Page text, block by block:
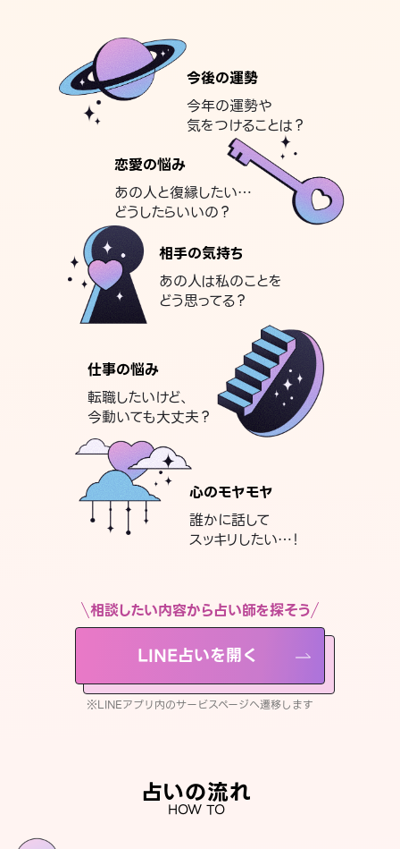
今後の運勢
今年の運勢や
気をつけることは？
恋愛の悩み
あの人と復縁したい…
どうしたらいいの？
相手の気持ち
あの人は私のことを
どう思ってる？
仕事の悩み
転職したいけど、
今動いても大丈夫？
心のモヤモヤ
誰かに話して
スッキリしたい…！
相談したい内容から占い師を探そう
LINE占いを開く
※LINEアプリ内のサービスページへ遷移します
占いの流れ
HOW TO